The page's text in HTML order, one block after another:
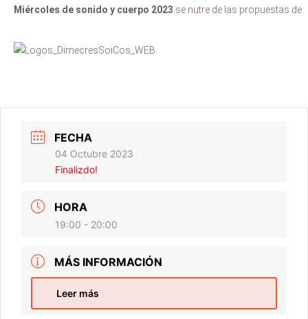
Miércoles de sonido y cuerpo 2023 se nutre de las propuestas de:
FECHA
04 Octubre 2023
Finalizdo!
HORA
19:00 - 20:00
MÁS INFORMACIÓN
Leer más